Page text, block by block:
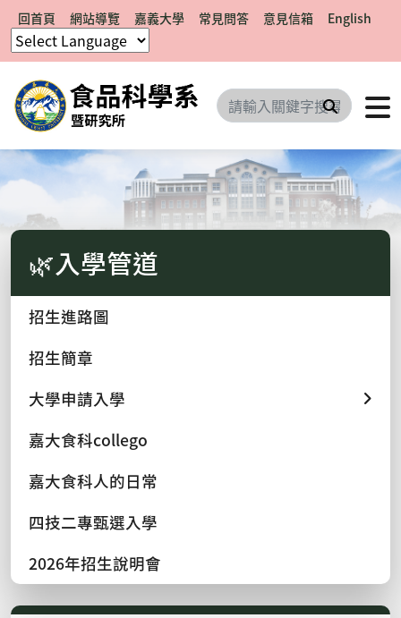
回首頁 網站導覽 嘉義大學 常見問答 意見信箱 English
搜尋
🌿入學管道
招生進路圖
招生簡章
大學申請入學
嘉大食科collego
嘉大食科人的日常
四技二專甄選入學
2026年招生說明會